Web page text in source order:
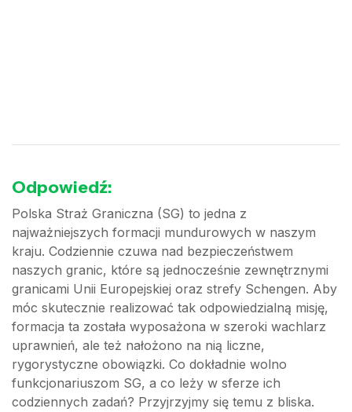
Odpowiedź:
Polska Straż Graniczna (SG) to jedna z
najważniejszych formacji mundurowych w naszym
kraju. Codziennie czuwa nad bezpieczeństwem
naszych granic, które są jednocześnie zewnętrznymi
granicami Unii Europejskiej oraz strefy Schengen. Aby
móc skutecznie realizować tak odpowiedzialną misję,
formacja ta została wyposażona w szeroki wachlarz
uprawnień, ale też nałożono na nią liczne,
rygorystyczne obowiązki. Co dokładnie wolno
funkcjonariuszom SG, a co leży w sferze ich
codziennych zadań? Przyjrzyjmy się temu z bliska.